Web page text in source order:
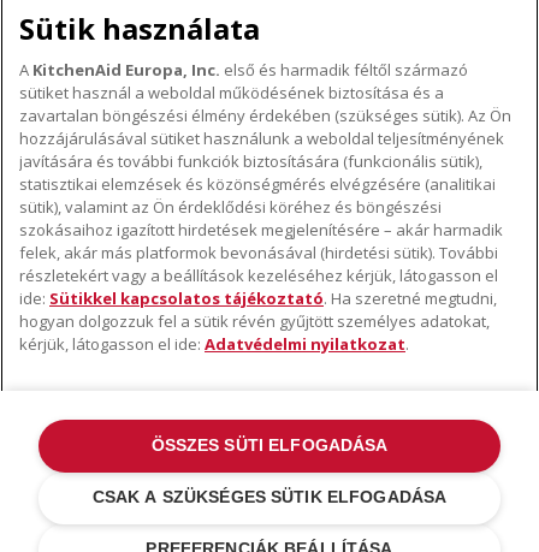
A KITCHENAID MÁRKÁRÓL
A márka lényege
A márka története
ODR
TÁMOGATÁS
Hol lehet megvenni
Garancia és dokumentumok
Ügyfélszolgálat
KÖVESSEN BENNÜNKET
©2022 Minden jog fenntartva. A KitchenAid és a robotgép kialakítása az
USA-ban és máshol bejegyzett védjegyek .Adatvédelmi nyilatkozat
Sütik.További országok
Sütik használata
A KitchenAid Europa, Inc. első és harmadik féltől származó
sütiket használ a weboldal működésének biztosítása és a
zavartalan böngészési élmény érdekében (szükséges sütik). Az Ön
hozzájárulásával sütiket használunk a weboldal teljesítményének
javítására és további funkciók biztosítására (funkcionális sütik),
statisztikai elemzések és közönségmérés elvégzésére (analitikai
sütik), valamint az Ön érdeklődési köréhez és böngészési
szokásaihoz igazított hirdetések megjelenítésére – akár harmadik
felek, akár más platformok bevonásával (hirdetési sütik). További
részletekért vagy a beállítások kezeléséhez kérjük, látogasson el
ide: Sütikkel kapcsolatos tájékoztató. Ha szeretné megtudni,
hogyan dolgozzuk fel a sütik révén gyűjtött személyes adatokat,
kérjük, látogasson el ide: Adatvédelmi nyilatkozat.
CSAK A SZÜKSÉGES SÜTIK ELFOGADÁSA
ÖSSZES SÜTI ELFOGADÁSA